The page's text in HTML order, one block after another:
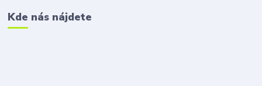
Kde nás nájdete